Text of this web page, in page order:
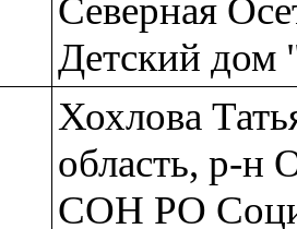
Северная
Детский
Хохлова
область, р-н
СОН РО